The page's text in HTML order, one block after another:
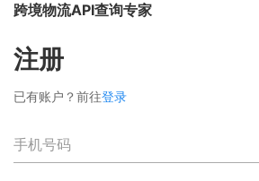
跨境物流API查询专家
注册
已有账户？前往登录
手机号码